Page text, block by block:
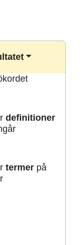
definitioner
termerpå